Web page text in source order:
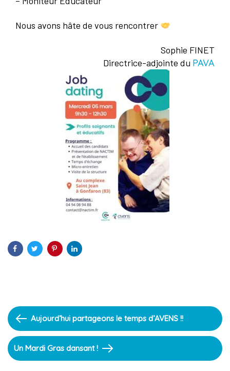
Nous avons hâte de vous rencontrer
Sophie FINET
Directrice-adjointe du PAVA
Previous
Article
Aujourd’hui partageons le temps d’AVENS !!
Next
Article
Un Mardi Gras dansant !